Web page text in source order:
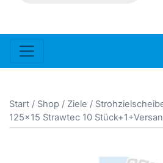
Start / Shop / Ziele /
125×15 Strawtec 10